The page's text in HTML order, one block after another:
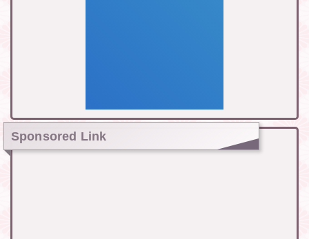
Sponsored Link